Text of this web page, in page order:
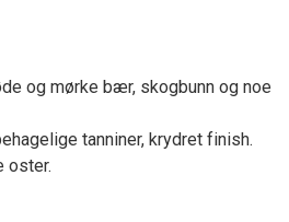
og mørke bær, skogbunn og noe
tanniner, krydret finish.
oster.